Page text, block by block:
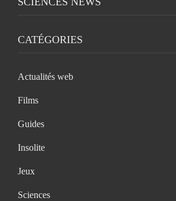
CATÉGORIES
Actualités web
Films
Guides
Insolite
Jeux
Sciences